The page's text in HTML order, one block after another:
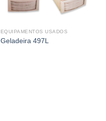
EQUIPAMENTOS USADOS
Geladeira 497L